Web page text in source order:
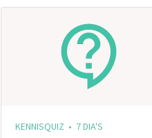
KENNISQUIZ • 7 DIA'S